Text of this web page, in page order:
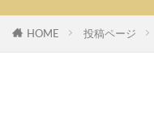
HOME 投稿ページ